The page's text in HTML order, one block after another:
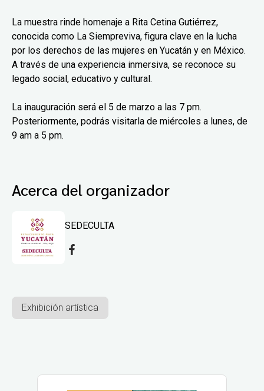
La muestra rinde homenaje a Rita Cetina Gutiérrez,
conocida como La Siempreviva, figura clave en la lucha
por los derechos de las mujeres en Yucatán y en México.
A través de una experiencia inmersiva, se reconoce su
legado social, educativo y cultural.
La inauguración será el 5 de marzo a las 7 pm.
Posteriormente, podrás visitarla de miércoles a lunes, de
9 am a 5 pm.
Acerca del organizador
SEDECULTA
Exhibición artística